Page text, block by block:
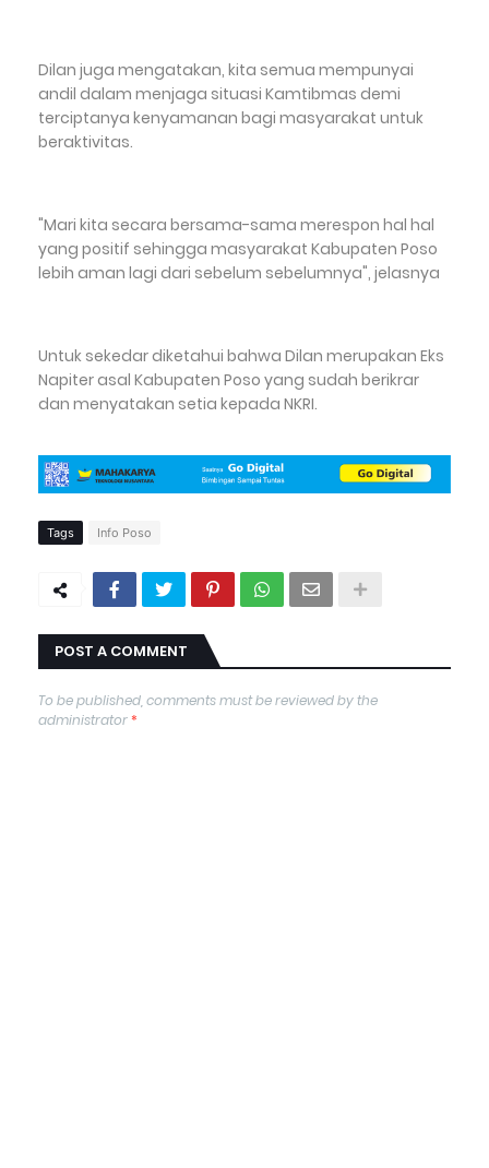
Dilan juga mengatakan, kita semua mempunyai
andil dalam menjaga situasi Kamtibmas demi
terciptanya kenyamanan bagi masyarakat untuk
beraktivitas.
"Mari kita secara bersama-sama merespon hal hal
yang positif sehingga masyarakat Kabupaten Poso
lebih aman lagi dari sebelum sebelumnya", jelasnya
Untuk sekedar diketahui bahwa Dilan merupakan Eks
Napiter asal Kabupaten Poso yang sudah berikrar
dan menyatakan setia kepada NKRI.
Tags Info Poso
POST A COMMENT
To be published, comments must be reviewed by the
administrator*